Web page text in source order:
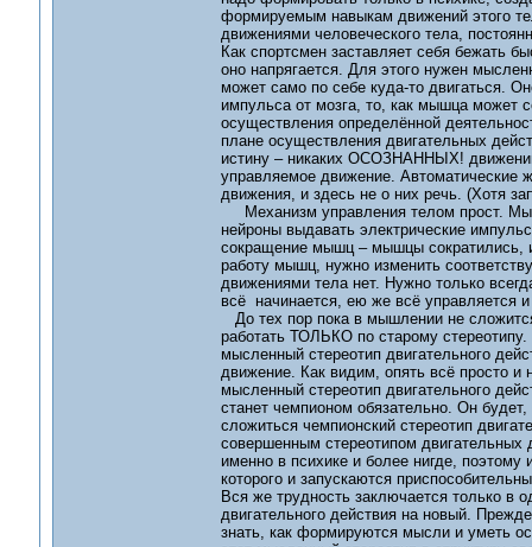
формируемым навыкам движений этого
движениями человеческого тела,
Как спортсмен заставляет себя бежать
оно напрягается. Для этого нужен
может само по себе куда-то двигаться.
импульса от мозга, то, как мышца может
осуществления определённой
плане осуществления двигательных
истину – никаких ОСОЗНАННЫХ!
управляемое движение. Автоматические
движения, и здесь не о них речь. (Хотя
Механизм управления телом прост.
нейроны выдавать электрические
сокращение мышц – мышцы сократились,
работу мышц, нужно изменить
движениями тела нет. Нужно только
всё начинается, ею же всё управляется
До тех пор пока в мышлении не
работать ТОЛЬКО по старому
мысленный стереотип двигательного
движение. Как видим, опять всё просто и
мысленный стереотип двигательного
станет чемпионом обязательно. Он
сложиться чемпионский стереотип
совершенным стереотипом двигательных
именно в психике и более нигде,
которого и запускаются
Вся же трудность заключается только в
двигательного действия на новый.
знать, как формируются мысли и уметь